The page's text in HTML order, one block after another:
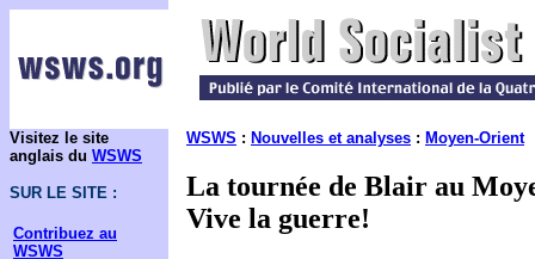
Visitez le site
anglais du WSWS
SUR LE SITE :
Contribuez au
WSWS
WSWS : Nouvelles et analyses : Moyen-Orient
La tournée de Blair au
Vive la guerre!